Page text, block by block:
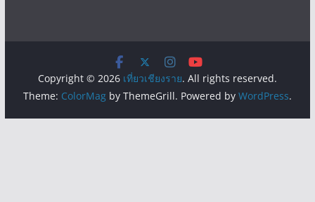
Copyright © 2026 เที่ยวเชียงราย. All rights reserved.
Theme: ColorMagby ThemeGrill. Powered by WordPress.